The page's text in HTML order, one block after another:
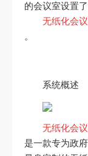
的会议室设置
无纸化会
。
系统概述
无纸化会
是一款专为政